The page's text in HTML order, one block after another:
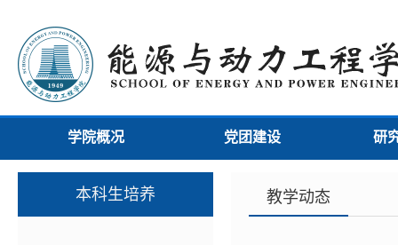
学院概况 党团建设 研
本科生培养 教学动态